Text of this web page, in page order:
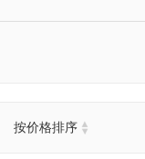
按价格排序